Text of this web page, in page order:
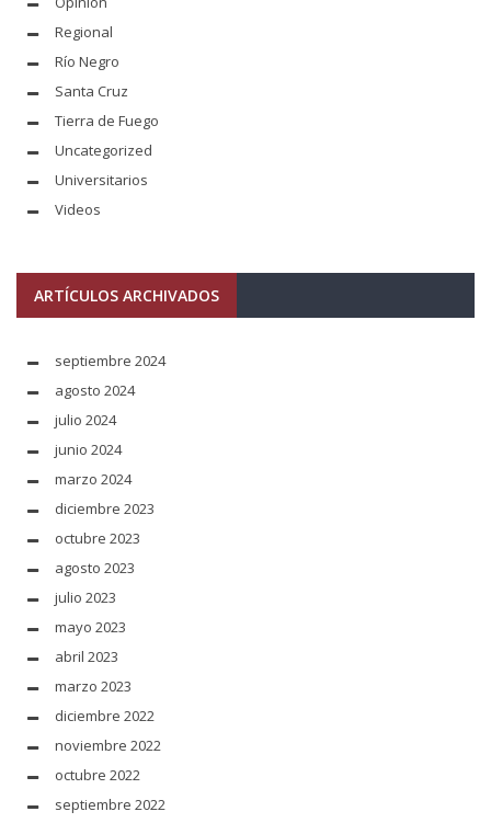
Regional
Río Negro
Santa Cruz
Tierra de Fuego
Uncategorized
Universitarios
Videos
ARTÍCULOS ARCHIVADOS
septiembre 2024
agosto 2024
julio 2024
junio 2024
marzo 2024
diciembre 2023
octubre 2023
agosto 2023
julio 2023
mayo 2023
abril 2023
marzo 2023
diciembre 2022
noviembre 2022
octubre 2022
septiembre 2022